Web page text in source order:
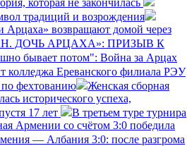
традиций и возрождения
Арцаха» возвращают домой через
ДОЧЬ АРЦАХА»: ПРИЗЫВ К
бывает потом": Война за Арцах
колледжа Ереванского филиала РЭУ
по фехтованию
Женская сборная
исторического успеха,
17 лет
В третьем туре турнира
Армении со счётом 3:0 победила
— Албания 3:0: после разгрома